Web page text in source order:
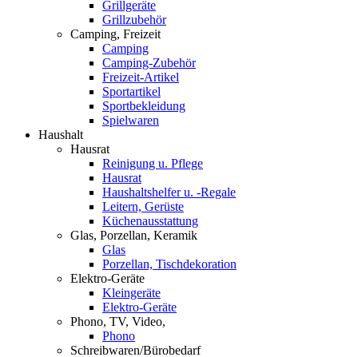
Grillgeräte
Grillzubehör
Camping, Freizeit
Camping
Camping-Zubehör
Freizeit-Artikel
Sportartikel
Sportbekleidung
Spielwaren
Haushalt
Hausrat
Reinigung u. Pflege
Hausrat
Haushaltshelfer u. -Regale
Leitern, Gerüste
Küchenausstattung
Glas, Porzellan, Keramik
Glas
Porzellan, Tischdekoration
Elektro-Geräte
Kleingeräte
Elektro-Geräte
Phono, TV, Video,
Phono
Schreibwaren/Bürobedarf